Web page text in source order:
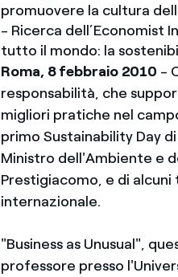
promuovere la cultura
- Ricerca dell’Economist
tutto il mondo: la
Roma, 8 febbraio 2010 -
responsabilità, che
migliori pratiche nel
primo Sustainability Day
Ministro dell'Ambiente e
Prestigiacomo, e di
internazionale.
"Business as Unusual",
professore presso